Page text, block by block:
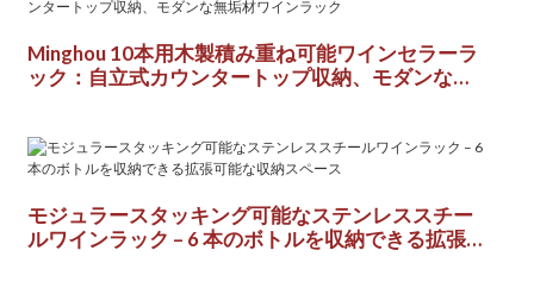
Minghou 10本用木製積み重ね可能ワインセラーラ
ック：自立式カウンタートップ収納、モダンな無
モジュラースタッキング可能なステンレススチー
ルワインラック – 6 本のボトルを収納できる拡張